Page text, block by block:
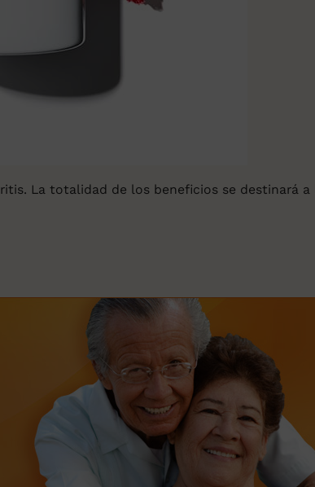
La totalidad de los beneficios se destinará a